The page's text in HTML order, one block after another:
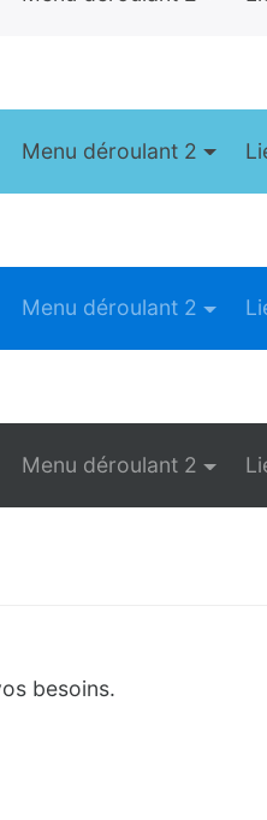
Menu déroulant 2
Menu déroulant 2
Menu déroulant 2
besoins.